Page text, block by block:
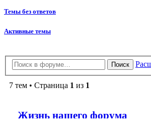
Темы без ответов
Активные темы
Поиск
7 тем • Страница 1 из 1
Жизнь нашего форума